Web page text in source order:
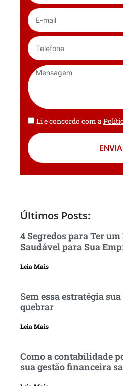
Li e concordo com a
Últimos Posts:
4 Segredos para Ter
Saudável para Sua
Leia Mais
Sem essa estratégia
quebrar
Leia Mais
Como a contabilidade
sua gestão financeira